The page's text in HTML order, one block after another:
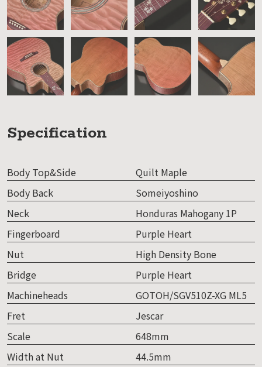
Specification
Body Top&Side
Quilt Maple
Body Back
Someiyoshino
Neck
Honduras Mahogany 1P
Fingerboard
Purple Heart
Nut
High Density Bone
Bridge
Purple Heart
Machineheads
GOTOH/SGV510Z-XG ML5
Fret
Jescar
Scale
648mm
Width at Nut
44.5mm